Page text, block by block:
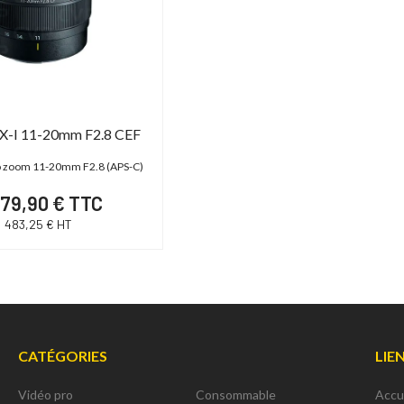
I 11-20mm F2.8 CEF
11-20mm F2.8 (APS-C)
€ TTC
483,25 € HT
CATÉGORIES
Vidéo pro Consommable